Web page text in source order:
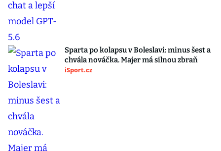
Sparta po kolapsu v Boleslavi: minus šest a
chvála nováčka. Majer má silnou zbraň
iSport.cz